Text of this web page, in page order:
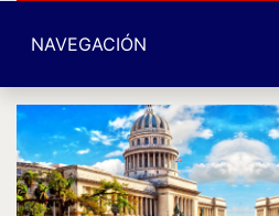
NAVEGACIÓN